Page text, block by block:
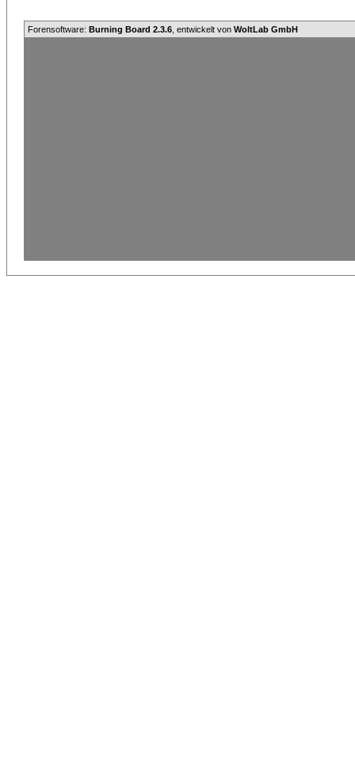
Forensoftware: Burning Board 2.3.6 , entwickelt von WoltLab GmbH